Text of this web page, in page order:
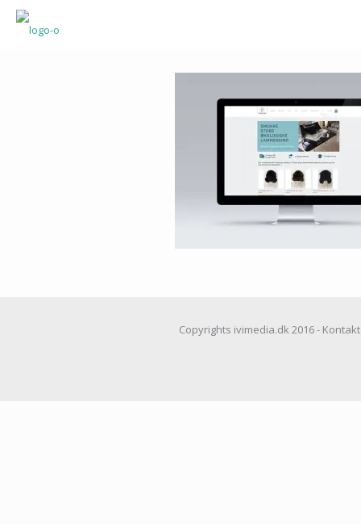
Copyrights ivimedia.dk 2016 -